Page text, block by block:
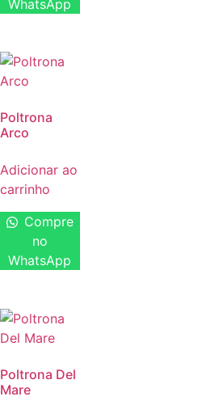
WhatsApp
Poltrona
Arco
Adicionar ao
carrinho
Compre
no
WhatsApp
Poltrona Del
Mare